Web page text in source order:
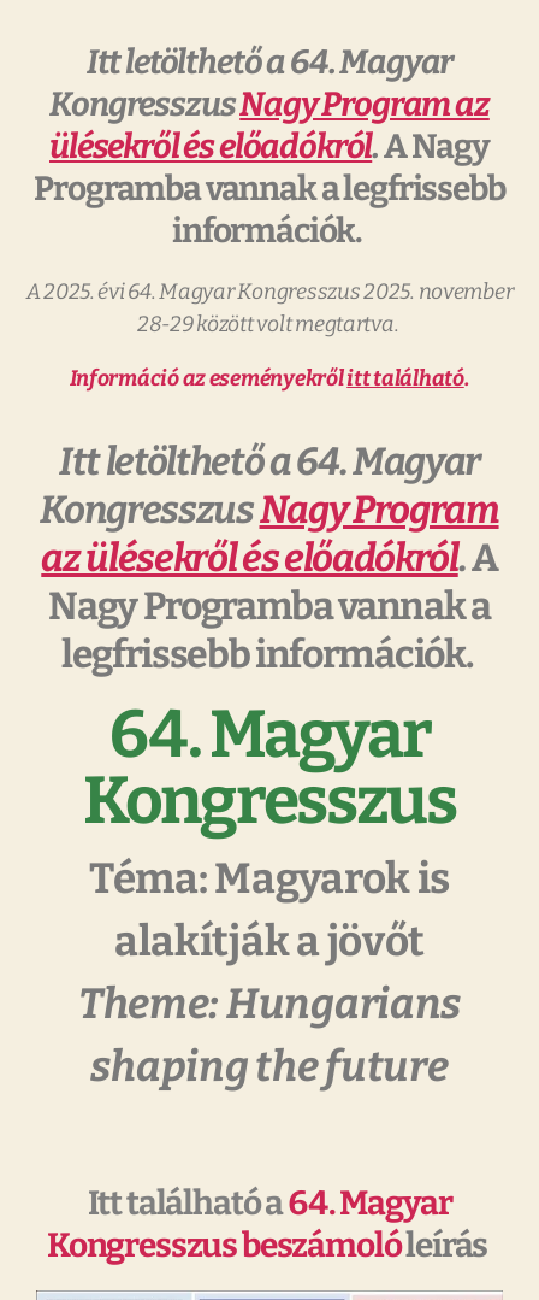
Itt letölthető a 64. Magyar
KongresszusNagy Program az
ülésekről és előadókról.A Nagy
Programba vannak a legfrissebb
információk.
A 2025. évi 64. Magyar Kongresszus 2025. november
28-29 között volt megtartva.
Információ az eseményekrőlitt található.
Itt letölthető a 64. Magyar
KongresszusNagy Program
az ülésekről és előadókról.A
Nagy Programba vannak a
legfrissebb információk.
64. Magyar
Kongresszus
Téma: Magyarok is
alakítják a jövőt
Theme: Hungarians
shaping the future
Itt található a64. Magyar
Kongresszus beszámolóleírás